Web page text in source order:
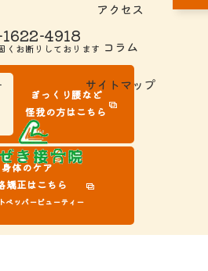
4918
お断りしております
ぎっくり腰など
怪我の方はこちら
身体のケア
矯正はこちら
ペッパービューティー
アクセス
コラム
サイトマップ
おぜき接骨院/整体院｜腰痛/交通事故治療/肩こ
RIGHTS RESERVED.